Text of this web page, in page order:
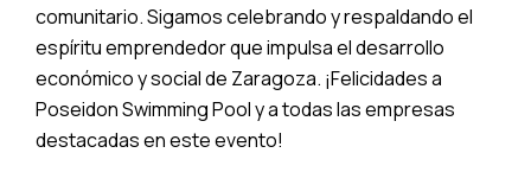
comunitario. Sigamos celebrando y respaldando el
espíritu emprendedor que impulsa el desarrollo
económico y social de Zaragoza. ¡Felicidades a
Poseidon Swimming Pool y a todas las empresas
destacadas en este evento!